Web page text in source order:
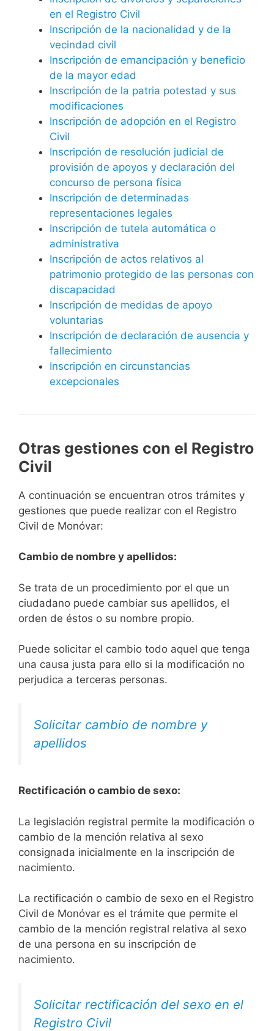
en el Registro Civil
Inscripción de la nacionalidad y de la
vecindad civil
Inscripción de emancipación y beneficio
de la mayor edad
Inscripción de la patria potestad y sus
modificaciones
Inscripción de adopción en el Registro
Civil
Inscripción de resolución judicial de
provisión de apoyos y declaración del
concurso de persona física
Inscripción de determinadas
representaciones legales
Inscripción de tutela automática o
administrativa
Inscripción de actos relativos al
patrimonio protegido de las personas con
discapacidad
Inscripción de medidas de apoyo
voluntarias
Inscripción de declaración de ausencia y
fallecimiento
Inscripción en circunstancias
excepcionales
Otras gestiones con el Registro
Civil
A continuación se encuentran otros trámites y
gestiones que puede realizar con el Registro
Civil de Monóvar:
Cambio de nombre y apellidos:
Se trata de un procedimiento por el que un
ciudadano puede cambiar sus apellidos, el
orden de éstos o su nombre propio.
Puede solicitar el cambio todo aquel que tenga
una causa justa para ello si la modificación no
perjudica a terceras personas.
Solicitar cambio de nombre y
apellidos
Rectificación o cambio de sexo:
La legislación registral permite la modificación o
cambio de la mención relativa al sexo
consignada inicialmente en la inscripción de
nacimiento.
La rectificación o cambio de sexo en el Registro
Civil de Monóvar es el trámite que permite el
cambio de la mención registral relativa al sexo
de una persona en su inscripción de
nacimiento.
Solicitar rectificación del sexo en el
Registro Civil